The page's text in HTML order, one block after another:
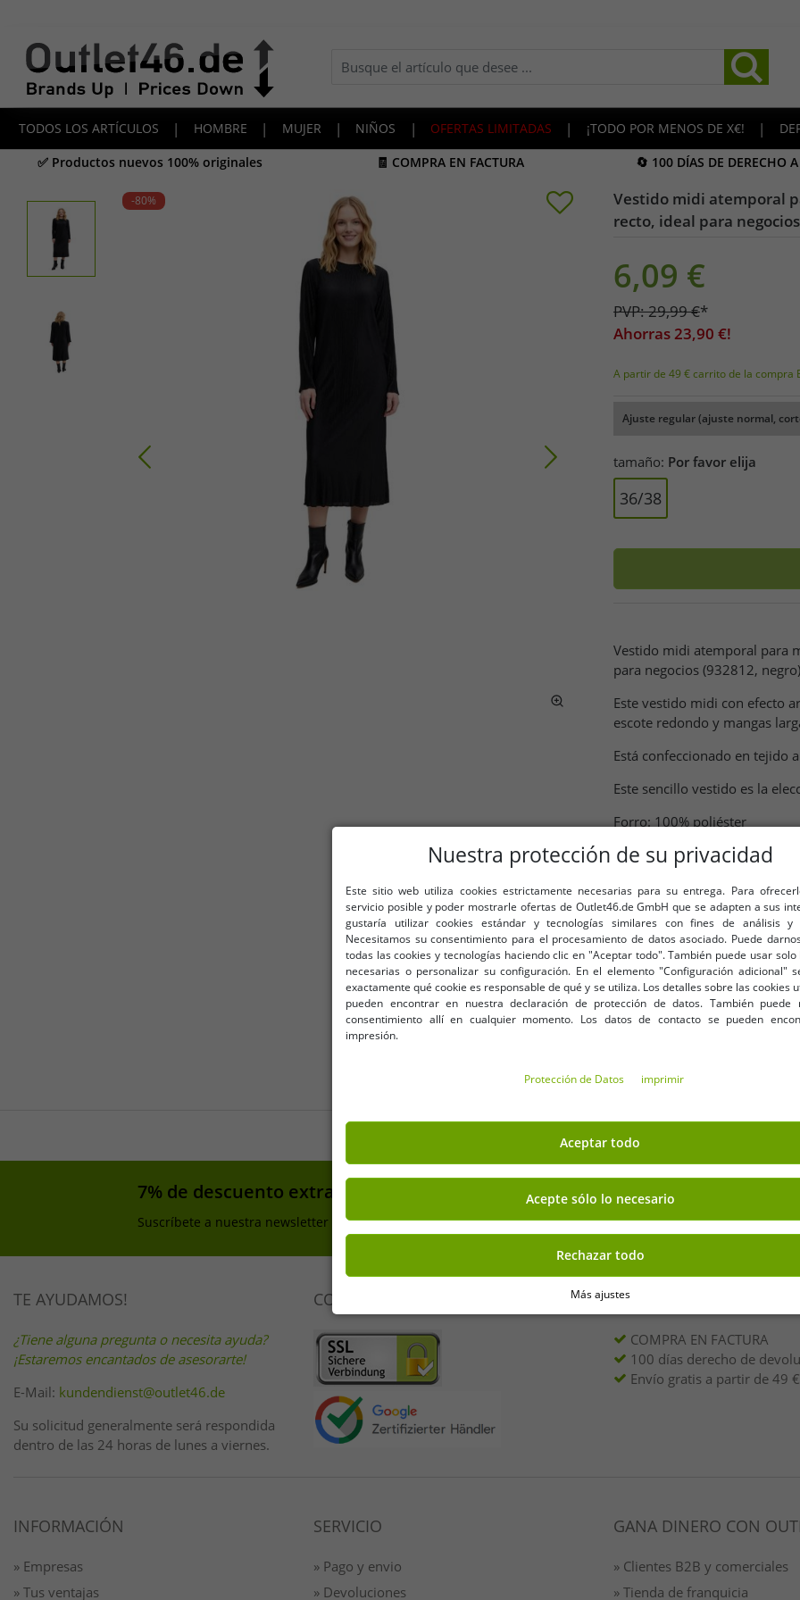
TODOS LOS ARTÍCULOS | HOMBRE | MUJER | NIÑOS | OFERTAS LIMITADAS | ¡TODO POR MENOS DE X€! |
✅ Productos nuevos 100% originales
🧾 COMPRA EN FACTURA 🔄 100 DÍAS DE DERECHO A
-80%
Vestido midi atemporal
recto, ideal para
6,09 €
PVP:29,99€*
Ahorras23,90 €!
A partir de 49 € carrito de la compra
Ajuste regular (ajuste normal,
tamaño: Por favor elija
36/38
Vestido midi atemporal para
para negocios (932812, negro)
Este vestido midi con efecto
escote redondo y mangas
Está confeccionado en tejido
Este sencillo vestido es la
Forro: 100% poliéster
Material principal:
Composición del
Construcción material:
Color: Negro
El recorte: Cuello redondo
Encajar: Ajuste regular
Longitud de la manga:
Instrucciones de cuidado:
7% de descuento extra en tu compra
Suscríbete a nuestra newsletter y consigue tu 7% de descuento extra
Tu dirección de correo
TE AYUDAMOS!
¿Tiene alguna pregunta o necesita ayuda?
¡Estaremos encantados de asesorarte!
E-Mail: kundendienst@outlet46.de
Su solicitud generalmente será respondida
dentro de las 24 horas de lunes a viernes.
COMPRA DE FORMA SEGURA BENEFICIOS
COMPRA EN FACTURA
100 días derecho de
Envío gratis a partir de 49 €
INFORMACIÓN
» Empresas
» Tus ventajas
SERVICIO
» Pago y envio
» Devoluciones
GANA DINERO CON
» Clientes B2B y comerciales
» Tienda de franquicia
Nuestra protección de su privacidad
Este sitio web utiliza cookies estrictamente necesarias para su entrega. Para
servicio posible y poder mostrarle ofertas de Outlet46.de GmbH que se adapten a sus
gustaría utilizar cookies estándar y tecnologías similares con fines de análisis y
Necesitamos su consentimiento para el procesamiento de datos asociado. Puede
todas las cookies y tecnologías haciendo clic en "Aceptar todo". También puede usar solo
necesarias o personalizar su configuración. En el elemento "Configuración adicional"
exactamente qué cookie es responsable de qué y se utiliza. Los detalles sobre las cookies
pueden encontrar en nuestra declaración de protección de datos. También puede
consentimiento allí en cualquier momento. Los datos de contacto se pueden
impresión.
Protección de Datos imprimir
Aceptar todo
Acepte sólo lo necesario
Rechazar todo
Más ajustes